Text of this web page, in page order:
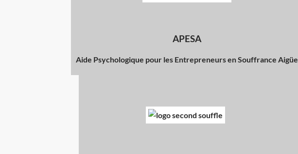
APESA
Aide Psychologique pour les Entrepreneurs en Souffrance Aigüe